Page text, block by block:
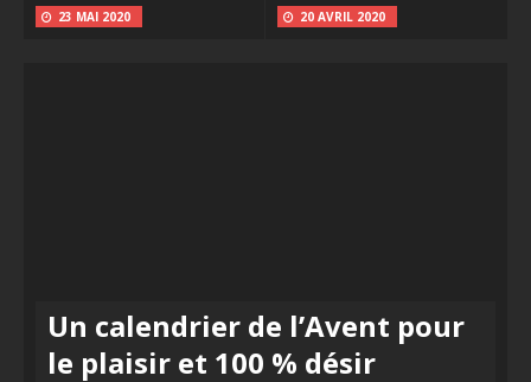
23 MAI 2020 20 AVRIL 2020
Un calendrier de l’Avent pour
le plaisir et 100 % désir